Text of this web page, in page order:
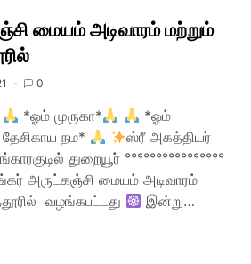
மையம் அடிவாரம் மற்றும்
0
*ஓம் முருகா*
*ஓம்
நம*
ஸ்ரீ அகத்தியர்
துறையூர் °°°°°°°°°°°°°°°°
அருட்கஞ்சி மையம் அடிவாரம்
வழங்கபட்டது
இன்று…